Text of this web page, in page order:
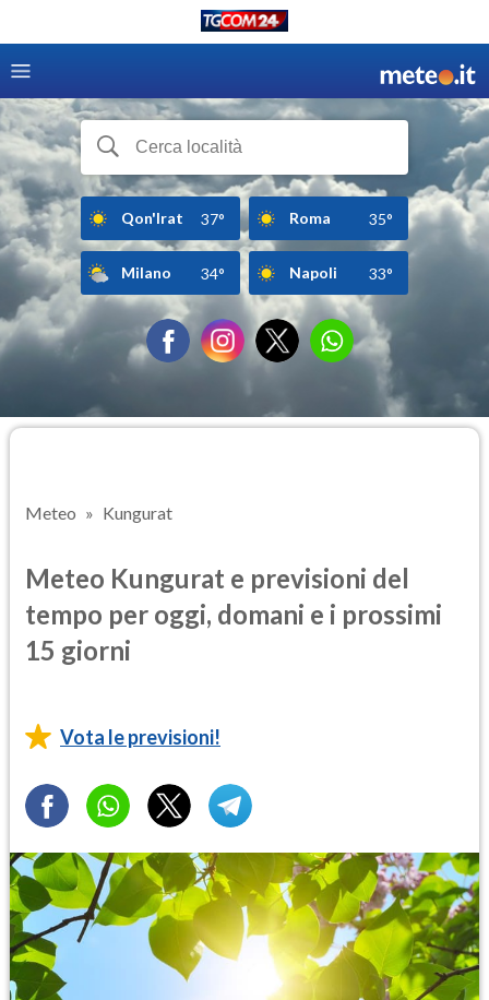
Qon'Irat 37° Roma 35°
Milano 34° Napoli 33°
Meteo Kungurat
Meteo Kungurat e previsioni del
tempo per oggi, domani e i prossimi
15 giorni
Vota le previsioni!